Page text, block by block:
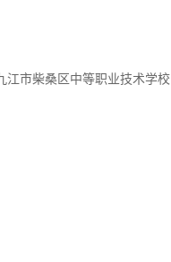
江市柴桑区中等职业技术学校